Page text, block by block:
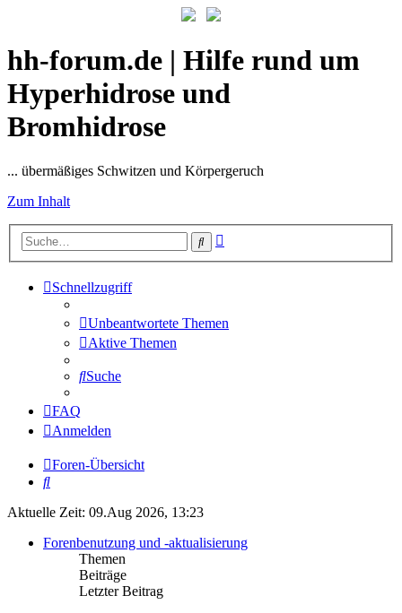
hh-forum.de | Hilfe rund um
Hyperhidrose und
Bromhidrose
... übermäßiges Schwitzen und Körpergeruch
Zum Inhalt
Suche
Schnellzugriff
Unbeantwortete Themen
Aktive Themen
Suche
FAQ
Anmelden
Foren-Übersicht
Suche
Aktuelle Zeit: 09.Aug 2026, 13:23
Forenbenutzung und -aktualisierung
Themen
Beiträge
Letzter Beitrag